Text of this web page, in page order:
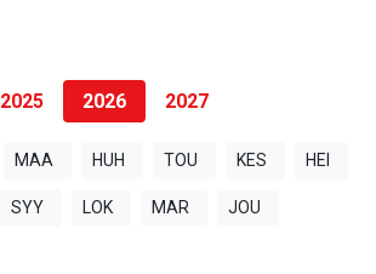
2025 2026 2027
MAA HUH TOU KES HEI
SYY LOK MAR JOU